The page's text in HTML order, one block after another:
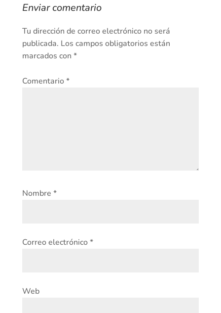
Enviar comentario
Tu dirección de correo electrónico no será
publicada. Los campos obligatorios están
marcados con *
Comentario*
Nombre *
Correo electrónico*
Web